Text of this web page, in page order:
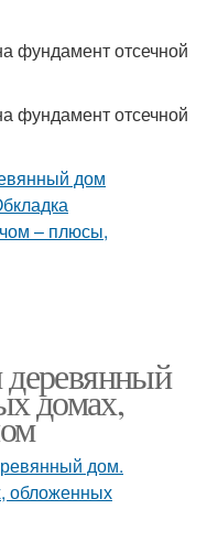
фундамент отсечной
фундамент отсечной
домах,